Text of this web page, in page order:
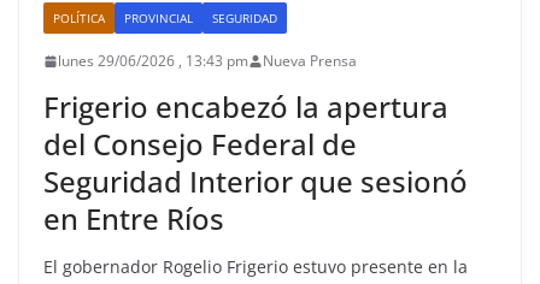
POLÍTICA PROVINCIAL SEGURIDAD
lunes 29/06/2026 , 13:43 pm Nueva Prensa
Frigerio encabezó la apertura
del Consejo Federal de
Seguridad Interior que sesionó
en Entre Ríos
El gobernador Rogelio Frigerio estuvo presente en la